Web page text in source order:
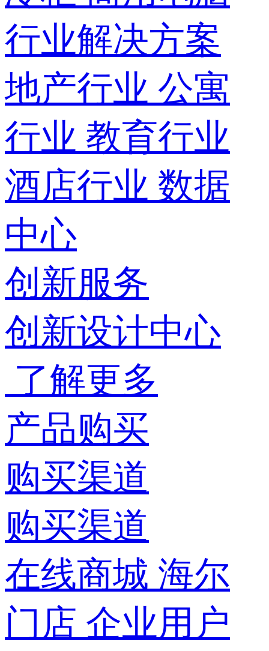
行业解决方案
地产行业 公寓
行业 教育行业
酒店行业 数据
中心
创新服务
创新设计中心
了解更多
产品购买
购买渠道
购买渠道
在线商城 海尔
门店 企业用户